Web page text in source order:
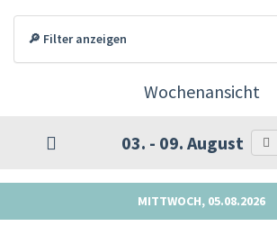
🔎 Filter anzeigen
Wochenansicht
03. - 09. August
MITTWOCH, 05.08.2026